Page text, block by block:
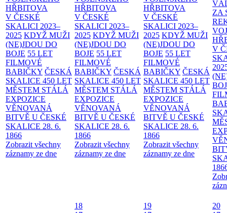
HŘBITOVA
V ČESKÉ
SKALICI 2023–
2025 KDYŽ MUŽI
(NE)JDOU DO
BOJE 55 LET
FILMOVÉ
BABIČKY ČESKÁ
SKALICE 450 LET
MĚSTEM STÁLÁ
EXPOZICE
VĚNOVANÁ
BITVĚ U ČESKÉ
SKALICE 28. 6.
1866
Zobrazit všechny
záznamy ze dne
HŘBITOVA
V ČESKÉ
SKALICI 2023–
2025 KDYŽ MUŽI
(NE)JDOU DO
BOJE 55 LET
FILMOVÉ
BABIČKY ČESKÁ
SKALICE 450 LET
MĚSTEM STÁLÁ
EXPOZICE
VĚNOVANÁ
BITVĚ U ČESKÉ
SKALICE 28. 6.
1866
Zobrazit všechny
záznamy ze dne
HŘBITOVA
V ČESKÉ
SKALICI 2023–
2025 KDYŽ MUŽI
(NE)JDOU DO
BOJE 55 LET
FILMOVÉ
BABIČKY ČESKÁ
SKALICE 450 LET
MĚSTEM STÁLÁ
EXPOZICE
VĚNOVANÁ
BITVĚ U ČESKÉ
SKALICE 28. 6.
1866
Zobrazit všechny
záznamy ze dne
ZA
V
18
19
20